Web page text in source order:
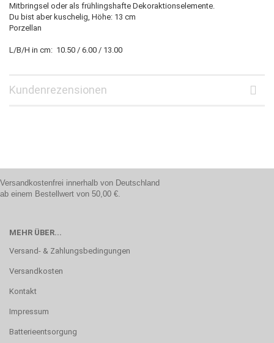
Mitbringsel oder als frühlingshafte Dekoraktionselemente.
Du bist aber kuschelig, Höhe: 13 cm
Porzellan
L/B/H in cm: 10.50 / 6.00 / 13.00
Kundenrezensionen
Versandkostenfrei innerhalb von Deutschland
ab einem Bestellwert von 50,00 €.
MEHR ÜBER...
Versand- & Zahlungsbedingungen
Versandkosten
Kontakt
Impressum
Batterieentsorgung